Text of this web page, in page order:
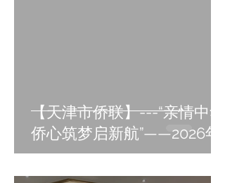
【天津市侨联】---“亲情中华·
侨心筑梦启新航”——2026年
天津市侨界新春联谊活动